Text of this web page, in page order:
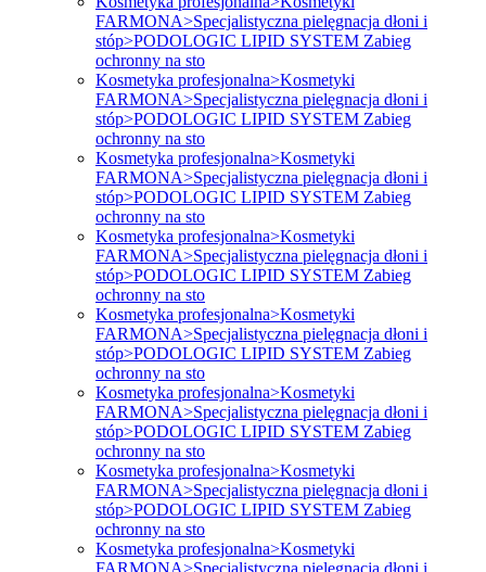
FARMONA>Specjalistyczna pielęgnacja dłoni i
stóp>PODOLOGIC LIPID SYSTEM Zabieg
ochronny na sto
Kosmetyka profesjonalna>Kosmetyki
FARMONA>Specjalistyczna pielęgnacja dłoni i
stóp>PODOLOGIC LIPID SYSTEM Zabieg
ochronny na sto
Kosmetyka profesjonalna>Kosmetyki
FARMONA>Specjalistyczna pielęgnacja dłoni i
stóp>PODOLOGIC LIPID SYSTEM Zabieg
ochronny na sto
Kosmetyka profesjonalna>Kosmetyki
FARMONA>Specjalistyczna pielęgnacja dłoni i
stóp>PODOLOGIC LIPID SYSTEM Zabieg
ochronny na sto
Kosmetyka profesjonalna>Kosmetyki
FARMONA>Specjalistyczna pielęgnacja dłoni i
stóp>PODOLOGIC LIPID SYSTEM Zabieg
ochronny na sto
Kosmetyka profesjonalna>Kosmetyki
FARMONA>Specjalistyczna pielęgnacja dłoni i
stóp>PODOLOGIC LIPID SYSTEM Zabieg
ochronny na sto
Kosmetyka profesjonalna>Kosmetyki
FARMONA>Specjalistyczna pielęgnacja dłoni i
stóp>PODOLOGIC LIPID SYSTEM Zabieg
ochronny na sto
Kosmetyka profesjonalna>Kosmetyki
FARMONA>Specjalistyczna pielęgnacja dłoni i